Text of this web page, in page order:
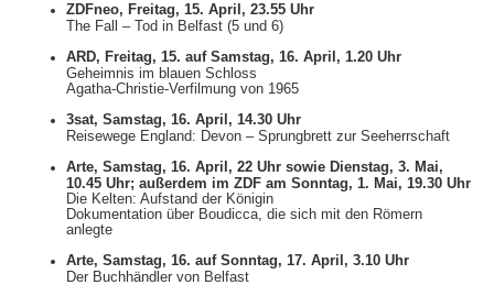
ZDFneo, Freitag, 15. April, 23.55 Uhr
The Fall – Tod in Belfast (5 und 6)
ARD, Freitag, 15. auf Samstag, 16. April, 1.20 Uhr
Geheimnis im blauen Schloss
Agatha-Christie-Verfilmung von 1965
3sat, Samstag, 16. April, 14.30 Uhr
Reisewege England: Devon – Sprungbrett zur Seeherrschaft
Arte, Samstag, 16. April, 22 Uhr sowie Dienstag, 3. Mai,
10.45 Uhr; außerdem im ZDF am Sonntag, 1. Mai, 19.30 Uhr
Die Kelten: Aufstand der Königin
Dokumentation über Boudicca, die sich mit den Römern
anlegte
Arte, Samstag, 16. auf Sonntag, 17. April, 3.10 Uhr
Der Buchhändler von Belfast